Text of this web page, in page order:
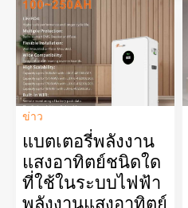
ข่าว
แบตเตอรี่พลังงาน
แสงอาทิตย์ชนิดใด
ที่ใช้ในระบบไฟฟ้า
พลังงานแสงอาทิตย์